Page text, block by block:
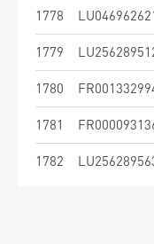
1778
1779
1780
1781
1782